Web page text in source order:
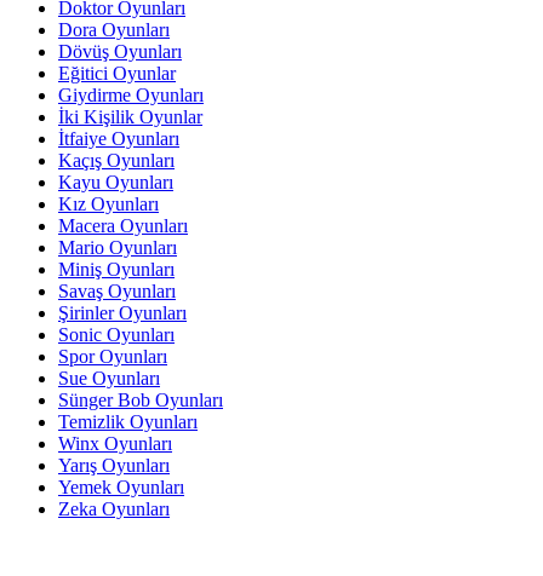
Doktor Oyunları
Dora Oyunları
Dövüş Oyunları
Eğitici Oyunlar
Giydirme Oyunları
İki Kişilik Oyunlar
İtfaiye Oyunları
Kaçış Oyunları
Kayu Oyunları
Kız Oyunları
Macera Oyunları
Mario Oyunları
Miniş Oyunları
Savaş Oyunları
Şirinler Oyunları
Sonic Oyunları
Spor Oyunları
Sue Oyunları
Sünger Bob Oyunları
Temizlik Oyunları
Winx Oyunları
Yarış Oyunları
Yemek Oyunları
Zeka Oyunları